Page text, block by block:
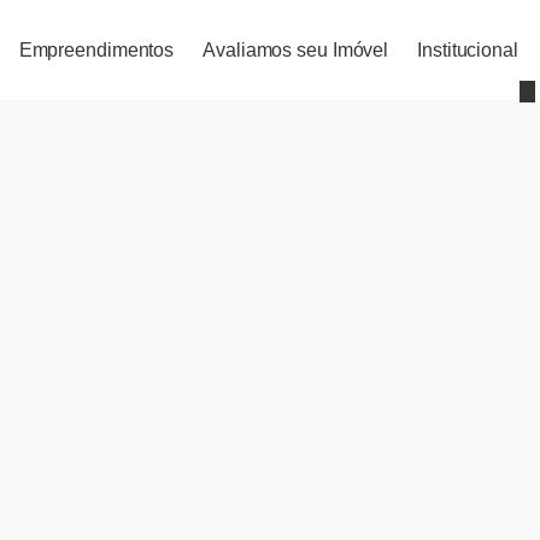
Institucional
Avaliamos seu Imóvel
Empreendimentos